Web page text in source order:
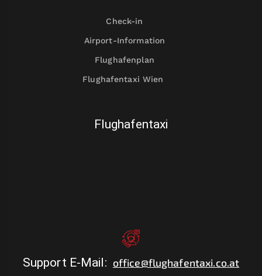
Check-in
Airport-Information
Flughafenplan
Flughafentaxi Wien
Flughafentaxi
Support E-Mail: office@flughafentaxi.co.at